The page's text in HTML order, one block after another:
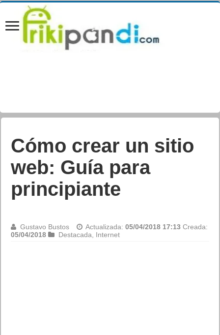
Cómo crear un sitio
web: Guía para
principiante
Gustavo Bustos Actualizada:05/04/2018 17:13 Creada:
05/04/2018
Destacada Internet